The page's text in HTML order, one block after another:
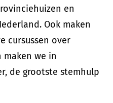
en
Ook maken
cursussen over
we in
de grootste stemhulp